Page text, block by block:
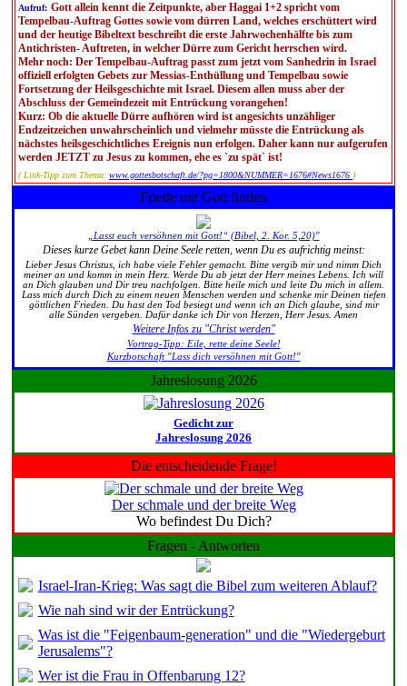
Aufruf: Gott allein kennt die Zeitpunkte, aber Haggai 1+2 spricht vom
Tempelbau-Auftrag Gottes sowie vom dürren Land, welches erschüttert wird
und der heutige Bibeltext beschreibt die erste Jahrwochenhälfte bis zum
Antichristen- Auftreten, in welcher Dürre zum Gericht herrschen wird.
Mehr noch: Der Tempelbau-Auftrag passt zum jetzt vom Sanhedrin in Israel
offiziell erfolgten Gebets zur Messias-Enthüllung und Tempelbau sowie
Fortsetzung der Heilsgeschichte mit Israel. Diesem allen muss aber der
Abschluss der Gemeindezeit mit Entrückung vorangehen!
Kurz: Ob die aktuelle Dürre aufhören wird ist angesichts unzähliger
Endzeitzeichen unwahrscheinlich und vielmehr müsste die Entrückung als
nächstes heilsgeschichtliches Ereignis nun erfolgen. Daher kann nur aufgerufen
werden JETZT zu Jesus zu kommen, ehe es `zu spät` ist!
( Link-Tipp zum Thema: www.gottesbotschaft.de/?pg=1800&NUMMER=1676#News1676 )
Friede mit Gott finden
„Lasst euch versöhnen mit Gott!“ (Bibel, 2. Kor. 5,20)"
Dieses kurze Gebet kann Deine Seele retten, wenn Du es aufrichtig meinst:
Lieber Jesus Christus, ich habe viele Fehler gemacht. Bitte vergib mir und nimm Dich
meiner an und komm in mein Herz. Werde Du ab jetzt der Herr meines Lebens. Ich will
an Dich glauben und Dir treu nachfolgen. Bitte heile mich und leite Du mich in allem.
Lass mich durch Dich zu einem neuen Menschen werden und schenke mir Deinen tiefen
göttlichen Frieden. Du hast den Tod besiegt und wenn ich an Dich glaube, sind mir
alle Sünden vergeben. Dafür danke ich Dir von Herzen, Herr Jesus. Amen
Weitere Infos zu "Christ werden"
Vortrag-Tipp: Eile, rette deine Seele!
Kurzbotschaft "Lass dich versöhnen mit Gott!"
Jahreslosung 2026
Gedicht zur
Jahreslosung 2026
Die entscheidende Frage!
Der schmale und der breite Weg
Wo befindest Du Dich?
Fragen - Antworten
Israel-Iran-Krieg: Was sagt die Bibel zum weiteren Ablauf?
Wie nah sind wir der Entrückung?
Was ist die "Feigenbaum-generation" und die "Wiedergeburt
Jerusalems"?
Wer ist die Frau in Offenbarung 12?